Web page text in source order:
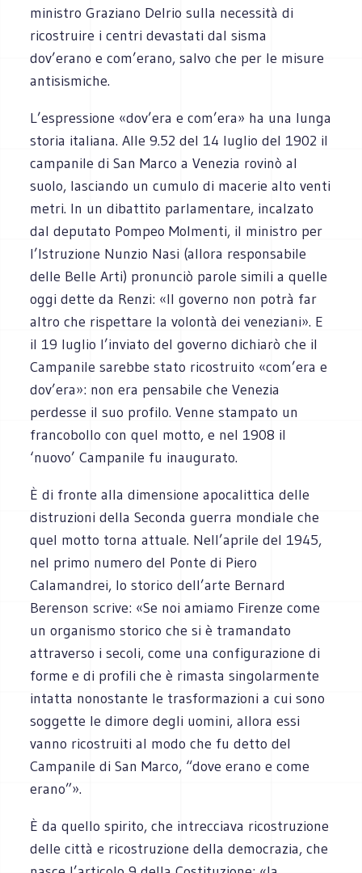
ministro Graziano Delrio sulla necessità di
ricostruire i centri devastati dal sisma
dov’erano e com’erano, salvo che per le misure
antisismiche.
L’espressione «dov’era e com’era» ha una lunga
storia italiana. Alle 9.52 del 14 luglio del 1902 il
campanile di San Marco a Venezia rovinò al
suolo, lasciando un cumulo di macerie alto venti
metri. In un dibattito parlamentare, incalzato
dal deputato Pompeo Molmenti, il ministro per
l’Istruzione Nunzio Nasi (allora responsabile
delle Belle Arti) pronunciò parole simili a quelle
oggi dette da Renzi: «Il governo non potrà far
altro che rispettare la volontà dei veneziani». E
il 19 luglio l’inviato del governo dichiarò che il
Campanile sarebbe stato ricostruito «com’era e
dov’era»: non era pensabile che Venezia
perdesse il suo profilo. Venne stampato un
francobollo con quel motto, e nel 1908 il
‘nuovo’ Campanile fu inaugurato.
È di fronte alla dimensione apocalittica delle
distruzioni della Seconda guerra mondiale che
quel motto torna attuale. Nell’aprile del 1945,
nel primo numero del Ponte di Piero
Calamandrei, lo storico dell’arte Bernard
Berenson scrive: «Se noi amiamo Firenze come
un organismo storico che si è tramandato
attraverso i secoli, come una configurazione di
forme e di profili che è rimasta singolarmente
intatta nonostante le trasformazioni a cui sono
soggette le dimore degli uomini, allora essi
vanno ricostruiti al modo che fu detto del
Campanile di San Marco, “dove erano e come
erano”».
È da quello spirito, che intrecciava ricostruzione
delle città e ricostruzione della democrazia, che